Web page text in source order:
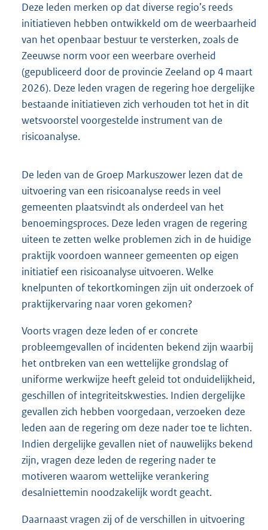
Deze leden merken op dat diverse regio’s reeds
initiatieven hebben ontwikkeld om de weerbaarheid
van het openbaar bestuur te versterken, zoals de
Zeeuwse norm voor een weerbare overheid
(gepubliceerd door de provincie Zeeland op 4 maart
2026). Deze leden vragen de regering hoe dergelijke
bestaande initiatieven zich verhouden tot het in dit
wetsvoorstel voorgestelde instrument van de
risicoanalyse.
De leden van de Groep Markuszower lezen dat de
uitvoering van een risicoanalyse reeds in veel
gemeenten plaatsvindt als onderdeel van het
benoemingsproces. Deze leden vragen de regering
uiteen te zetten welke problemen zich in de huidige
praktijk voordoen wanneer gemeenten op eigen
initiatief een risicoanalyse uitvoeren. Welke
knelpunten of tekortkomingen zijn uit onderzoek of
praktijkervaring naar voren gekomen?
Voorts vragen deze leden of er concrete
probleemgevallen of incidenten bekend zijn waarbij
het ontbreken van een wettelijke grondslag of
uniforme werkwijze heeft geleid tot onduidelijkheid,
geschillen of integriteitskwesties. Indien dergelijke
gevallen zich hebben voorgedaan, verzoeken deze
leden aan de regering om deze nader toe te lichten.
Indien dergelijke gevallen niet of nauwelijks bekend
zijn, vragen deze leden de regering nader te
motiveren waarom wettelijke verankering
desalniettemin noodzakelijk wordt geacht.
Daarnaast vragen zij of de verschillen in uitvoering